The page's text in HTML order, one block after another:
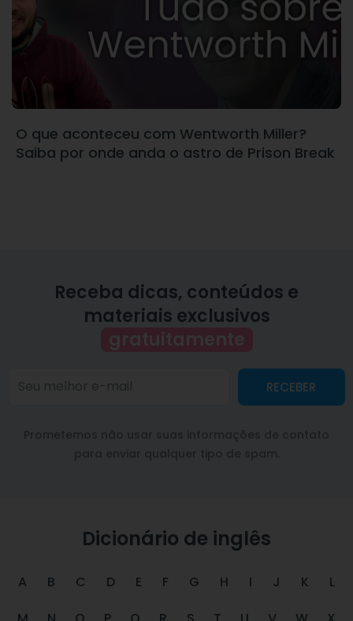
O que aconteceu com Wentworth Miller?
Saiba por onde anda o astro de Prison Break
Receba dicas, conteúdos e
materiais exclusivos
gratuitamente
RECEBER
Dicionário de inglês
A B C D E F G H I J K
L